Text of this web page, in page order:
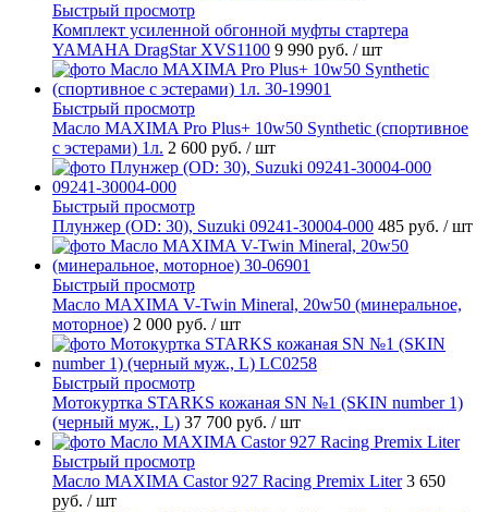
Быстрый просмотр
Комплект усиленной обгонной муфты стартера
YAMAHA DragStar XVS1100 9 990 руб. / шт
Быстрый просмотр
Масло MAXIMA Pro Plus+ 10w50 Synthetic (спортивное
с эстерами) 1л. 2 600 руб. / шт
Быстрый просмотр
Плунжер (OD: 30), Suzuki 09241-30004-000 485 руб. / шт
Быстрый просмотр
Масло MAXIMA V-Twin Mineral, 20w50 (минеральное,
моторное) 2 000 руб. / шт
Быстрый просмотр
Мотокуртка STARKS кожаная SN №1 (SKIN number 1)
(черный муж., L) 37 700 руб. / шт
Быстрый просмотр
Масло MAXIMA Castor 927 Racing Premix Liter 3 650
руб. / шт